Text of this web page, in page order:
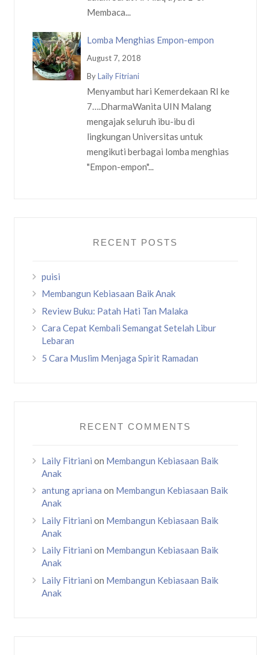
Membaca...
Lomba Menghias Empon-empon
August 7, 2018
ByLaily Fitriani
Menyambut hari Kemerdekaan RI ke
7….DharmaWanita UIN Malang
mengajak seluruh ibu-ibu di
lingkungan Universitas untuk
mengikuti berbagai lomba menghias
"Empon-empon"...
RECENT POSTS
puisi
Membangun Kebiasaan Baik Anak
Review Buku: Patah Hati Tan Malaka
Cara Cepat Kembali Semangat Setelah Libur
Lebaran
5 Cara Muslim Menjaga Spirit Ramadan
RECENT COMMENTS
Laily Fitriani on Membangun Kebiasaan Baik
Anak
antung apriana on Membangun Kebiasaan Baik
Anak
Laily Fitriani on Membangun Kebiasaan Baik
Anak
Laily Fitriani on Membangun Kebiasaan Baik
Anak
Laily Fitriani on Membangun Kebiasaan Baik
Anak